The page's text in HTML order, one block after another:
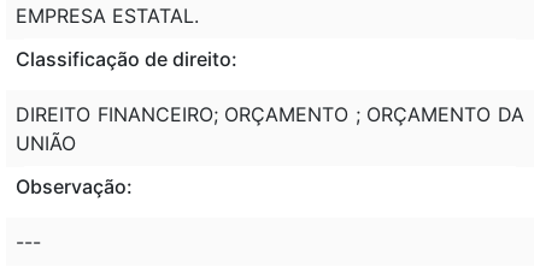
EMPRESA ESTATAL.
Classificação de direito:
DIREITO FINANCEIRO; ORÇAMENTO ; ORÇAMENTO DA
UNIÃO
Observação:
---